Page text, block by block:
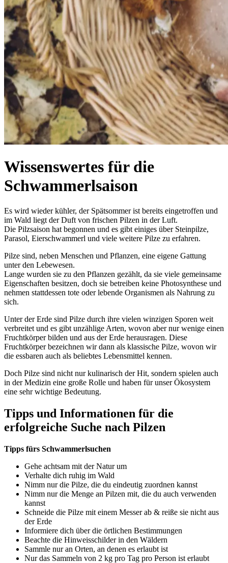
Wissenswertes für die
Schwammerlsaison
Es wird wieder kühler, der Spätsommer ist bereits eingetroffen und
im Wald liegt der Duft von frischen Pilzen in der Luft.
Die Pilzsaison hat begonnen und es gibt einiges über Steinpilze,
Parasol, Eierschwammerl und viele weitere Pilze zu erfahren.
Pilze sind, neben Menschen und Pflanzen, eine eigene Gattung
unter den Lebewesen.
Lange wurden sie zu den Pflanzen gezählt, da sie viele gemeinsame
Eigenschaften besitzen, doch sie betreiben keine Photosynthese und
nehmen stattdessen tote oder lebende Organismen als Nahrung zu
sich.
Unter der Erde sind Pilze durch ihre vielen winzigen Sporen weit
verbreitet und es gibt unzählige Arten, wovon aber nur wenige einen
Fruchtkörper bilden und aus der Erde herausragen. Diese
Fruchtkörper bezeichnen wir dann als klassische Pilze, wovon wir
die essbaren auch als beliebtes Lebensmittel kennen.
Doch Pilze sind nicht nur kulinarisch der Hit, sondern spielen auch
in der Medizin eine große Rolle und haben für unser Ökosystem
eine sehr wichtige Bedeutung.
Tipps und Informationen für die
erfolgreiche Suche nach Pilzen
Tipps fürs Schwammerlsuchen
Gehe achtsam mit der Natur um
Verhalte dich ruhig im Wald
Nimm nur die Pilze, die du eindeutig zuordnen kannst
Nimm nur die Menge an Pilzen mit, die du auch verwenden
kannst
Schneide die Pilze mit einem Messer ab & reiße sie nicht aus
der Erde
Informiere dich über die örtlichen Bestimmungen
Beachte die Hinweisschilder in den Wäldern
Sammle nur an Orten, an denen es erlaubt ist
Nur das Sammeln von 2 kg pro Tag pro Person ist erlaubt